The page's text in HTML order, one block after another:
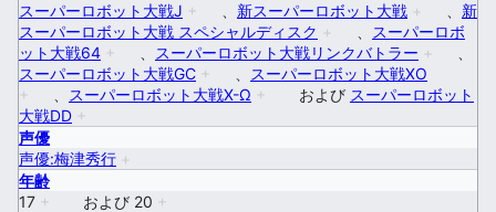
スーパーロボット大戦J + 新スーパーロボット大戦 +
新
スーパーロボット大戦 スペシャルディスク +
スーパーロボ
ット大戦64 + スーパーロボット大戦リンクバトラー +
スーパーロボット大戦GC +
スーパーロボット大戦XO
+
スーパーロボット大戦X-Ω + および スーパーロボット
大戦DD +
声優
声優:梅津秀行 +
年齢
17 + および 20 +